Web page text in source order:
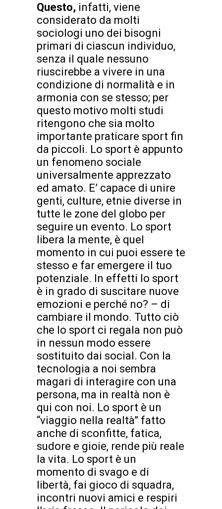
Questo, infatti, viene
considerato da molti
sociologi uno dei bisogni
primari di ciascun individuo,
senza il quale nessuno
riuscirebbe a vivere in una
condizione di normalità e in
armonia con se stesso; per
questo motivo molti studi
ritengono che sia molto
importante praticare sport fin
da piccoli. Lo sport è appunto
un fenomeno sociale
universalmente apprezzato
ed amato. E’ capace di unire
genti, culture, etnie diverse in
tutte le zone del globo per
seguire un evento. Lo sport
libera la mente, è quel
momento in cui puoi essere te
stesso e far emergere il tuo
potenziale. In effetti lo sport
è in grado di suscitare nuove
emozioni e perché no? – di
cambiare il mondo. Tutto ciò
che lo sport ci regala non può
in nessun modo essere
sostituito dai social. Con la
tecnologia a noi sembra
magari di interagire con una
persona, ma in realtà non è
qui con noi. Lo sport è un
“viaggio nella realtà” fatto
anche di sconfitte, fatica,
sudore e gioie, rende più reale
la vita. Lo sport è un
momento di svago e di
libertà, fai gioco di squadra,
incontri nuovi amici e respiri